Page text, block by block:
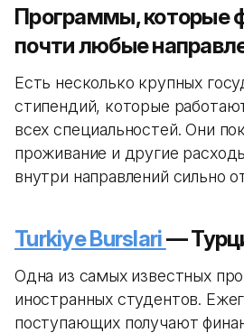
Программы, которые
почти любые
Есть несколько крупных
стипендий, которые
всех специальностей. Они
проживание и другие
внутри направлений сильно
Turkiye Burslari—
Одна из самых известных
иностранных студентов.
поступающих получают